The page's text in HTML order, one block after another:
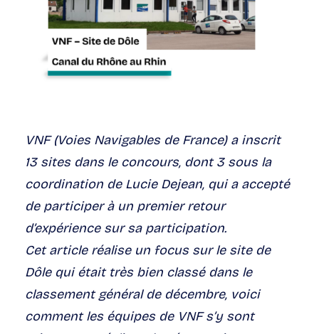
VNF (Voies Navigables de France) a inscrit
13 sites dans le concours, dont 3 sous la
coordination de Lucie Dejean, qui a accepté
de participer à un premier retour
d’expérience sur sa participation.
Cet article réalise un focus sur le site de
Dôle qui était très bien classé dans le
classement général de décembre, voici
comment les équipes de VNF s’y sont